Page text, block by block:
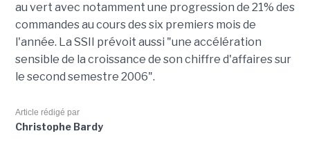
au vert avec notamment une progression de 21% des
commandes au cours des six premiers mois de
l'année. La SSII prévoit aussi "une accélération
sensible de la croissance de son chiffre d'affaires sur
le second semestre 2006".
Article rédigé par
Christophe Bardy